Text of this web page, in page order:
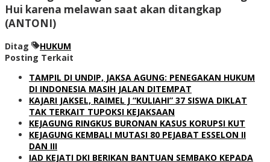
Hui karena melawan saat akan ditangkap
(ANTONI)
Ditag
HUKUM
Posting Terkait
TAMPIL DI UNDIP, JAKSA AGUNG: PENEGAKAN HUKUM
DI INDONESIA MASIH JALAN DITEMPAT
KAJARI JAKSEL, RAIMEL J “KULIAHI” 37 SISWA DIKLAT
TAK TERKAIT TUPOKSI KEJAKSAAN
KEJAGUNG RINGKUS BURONAN KASUS KORUPSI KUT
KEJAGUNG KEMBALI MUTASI 80 PEJABAT ESSELON II
DAN III
IAD KEJATI DKI BERIKAN BANTUAN SEMBAKO KEPADA